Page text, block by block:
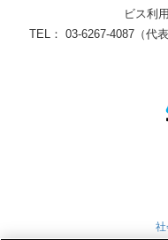
ビス利
TEL： 03-6267-4087（代